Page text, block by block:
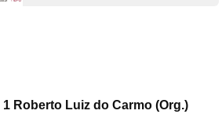
1 Roberto Luiz do Carmo (Org.)